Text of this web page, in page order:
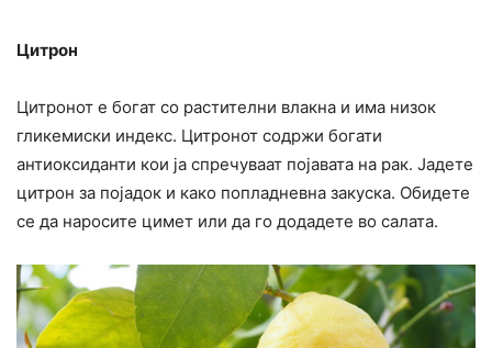
Цитрон
Цитронот е богат со растителни влакна и има низок
гликемиски индекс. Цитронот содржи богати
антиоксиданти кои ја спречуваат појавата на рак. Јадете
цитрон за појадок и како попладневна закуска. Обидете
се да наросите цимет или да го додадете во салата.